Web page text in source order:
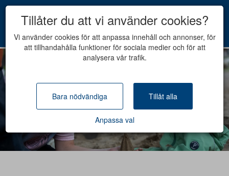
Tillåter du att vi använder cookies?
Vi använder cookies för att anpassa innehåll och annonser, för
att tillhandahålla funktioner för sociala medier och för att
analysera vår trafik.
Bara nödvändiga Tillåt alla
Anpassa val